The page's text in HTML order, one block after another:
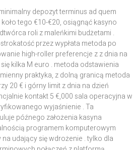
depozyt terminus ad quem
tego €10-€20, osiągnąć kasyno
roli z maleńkimi budżetami .
przez wypłata metoda po
high-roller preferencje z z dnia na
kilka M euro . metoda odstawienia
praktyka, z dolną granicą metoda
20 € i górny limit z dnia na dzień
kontakt 5 €,000 sala operacyjna w
wyjaśnienie . Ta
późnego założenia kasyna
programem komputerowym
udający się wdrożenie . tylko dla